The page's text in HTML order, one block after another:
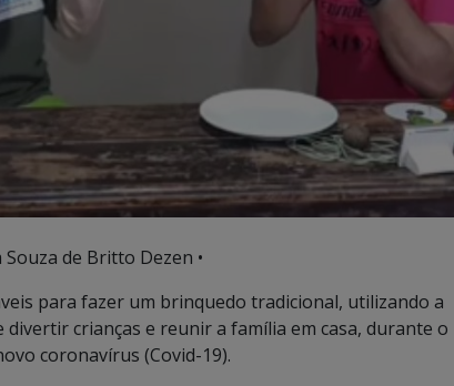
Souza de Britto Dezen •
para fazer um brinquedo tradicional, utilizando a
crianças e reunir a família em casa, durante o
coronavírus (Covid-19).